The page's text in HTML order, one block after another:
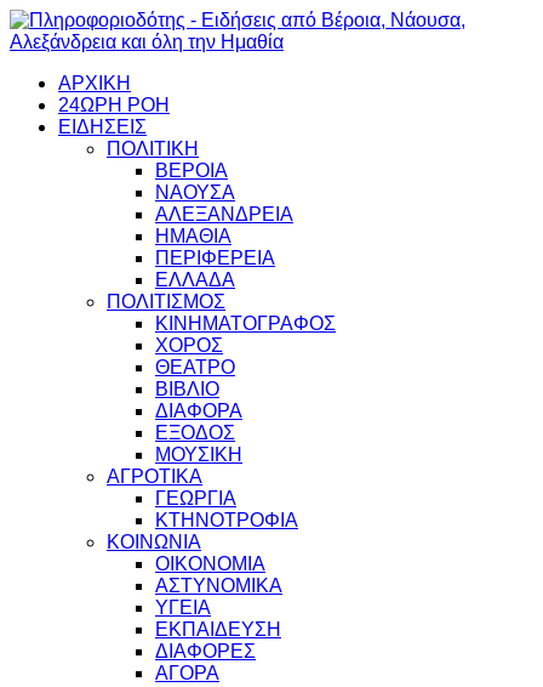
ΑΡΧΙΚΗ
24ΩΡΗ ΡΟΗ
ΕΙΔΗΣΕΙΣ
ΠΟΛΙΤΙΚΗ
ΒΕΡΟΙΑ
ΝΑΟΥΣΑ
ΑΛΕΞΑΝΔΡΕΙΑ
ΗΜΑΘΙΑ
ΠΕΡΙΦΕΡΕΙΑ
ΕΛΛΑΔΑ
ΠΟΛΙΤΙΣΜΟΣ
ΚΙΝΗΜΑΤΟΓΡΑΦΟΣ
ΧΟΡΟΣ
ΘΕΑΤΡΟ
ΒΙΒΛΙΟ
ΔΙΑΦΟΡΑ
ΕΞΟΔΟΣ
ΜΟΥΣΙΚΗ
ΑΓΡΟΤΙΚΑ
ΓΕΩΡΓΙΑ
ΚΤΗΝΟΤΡΟΦΙΑ
ΚΟΙΝΩΝΙΑ
ΟΙΚΟΝΟΜΙΑ
ΑΣΤΥΝΟΜΙΚΑ
ΥΓΕΙΑ
ΕΚΠΑΙΔΕΥΣΗ
ΔΙΑΦΟΡΕΣ
ΑΓΟΡΑ